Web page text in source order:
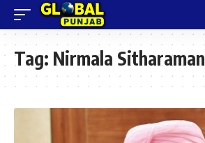
Tag: Nirmala Sitharaman